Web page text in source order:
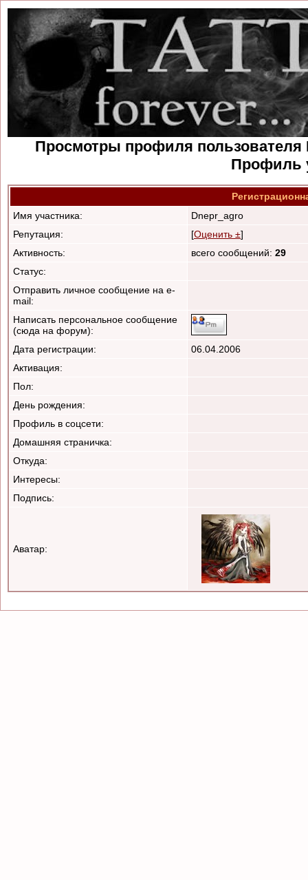
Просмотры профиля
Профиль
Имя участника:
Dnepr_agro
Репутация:
[Оценить ±]
Активность:
всего сообщений: 29
Статус:
Отправить личное сообщение на e-
mail:
Написать персональное сообщение
(сюда на форум):
Дата регистрации:
06.04.2006
Активация:
Пол:
День рождения:
Профиль в соцсети:
Домашняя страничка:
Откуда:
Интересы:
Подпись:
Аватар: